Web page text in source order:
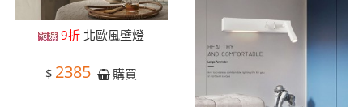
9折 北歐風壁燈
$ 2385 購買